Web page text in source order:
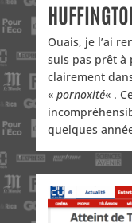
Ouais, je l’ai
suis pas prêt à
clairement
« pornoxité« .
quelques